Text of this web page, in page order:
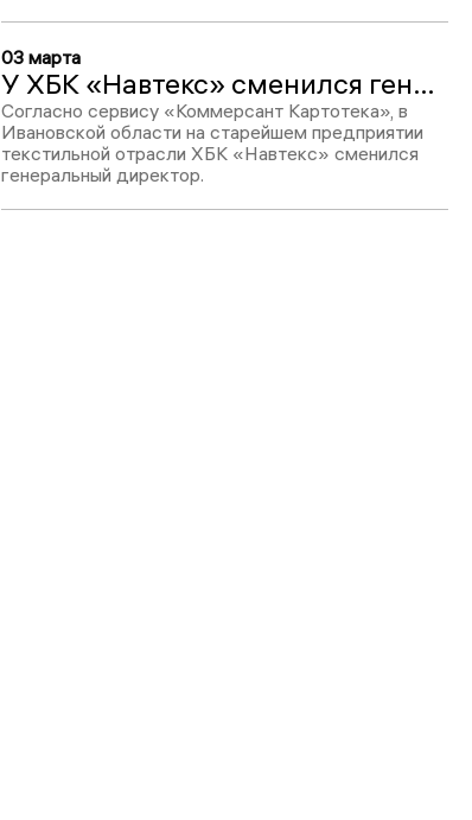
03 марта
У ХБК «Навтекс» сменился генеральный директор
Согласно сервису «Коммерсант Картотека», в
Ивановской области на старейшем предприятии
текстильной отрасли ХБК «Навтекс» сменился
генеральный директор.